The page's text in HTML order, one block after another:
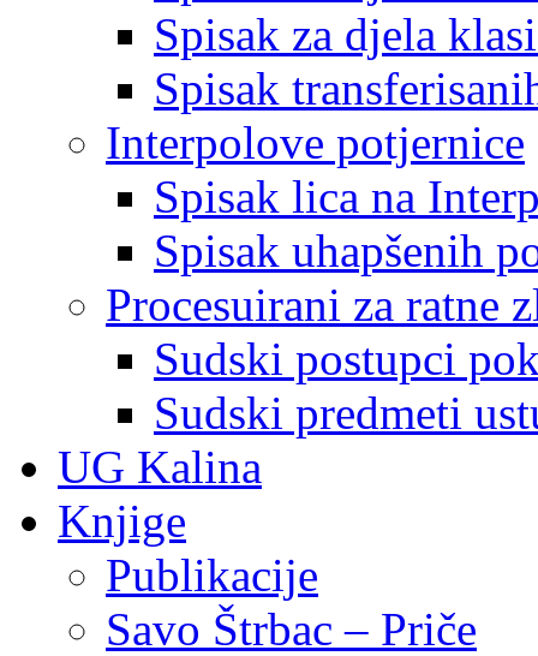
Spisak za djela
Spisak
Interpolove potjernice
Spisak lica na
Spisak uhapšenih
Procesuirani za ratne
Sudski postupci
Sudski predmeti
UG Kalina
Knjige
Publikacije
Savo Štrbac – Priče